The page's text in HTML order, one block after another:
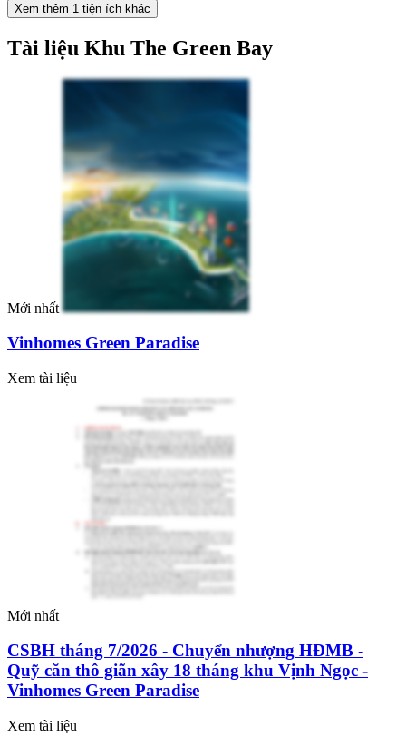
Xem thêm 1 tiện ích khác
Tài liệu Khu The Green Bay
Mới nhất
Vinhomes Green Paradise
Xem tài liệu
Mới nhất
CSBH tháng 7/2026 - Chuyển nhượng HĐMB -
Quỹ căn thô giãn xây 18 tháng khu Vịnh Ngọc -
Vinhomes Green Paradise
Xem tài liệu